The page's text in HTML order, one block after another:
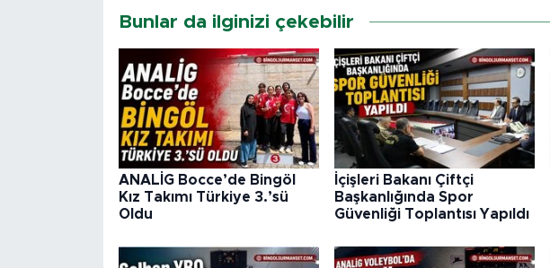
Bunlar da ilginizi çekebilir
ANALİG Bocce’de Bingöl
Kız Takımı Türkiye 3.’sü
Oldu
İçişleri Bakanı Çiftçi
Başkanlığında Spor
Güvenliği Toplantısı Yapıldı